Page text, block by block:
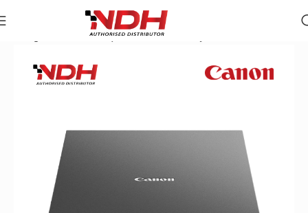
Danh Mục Sản Phẩm